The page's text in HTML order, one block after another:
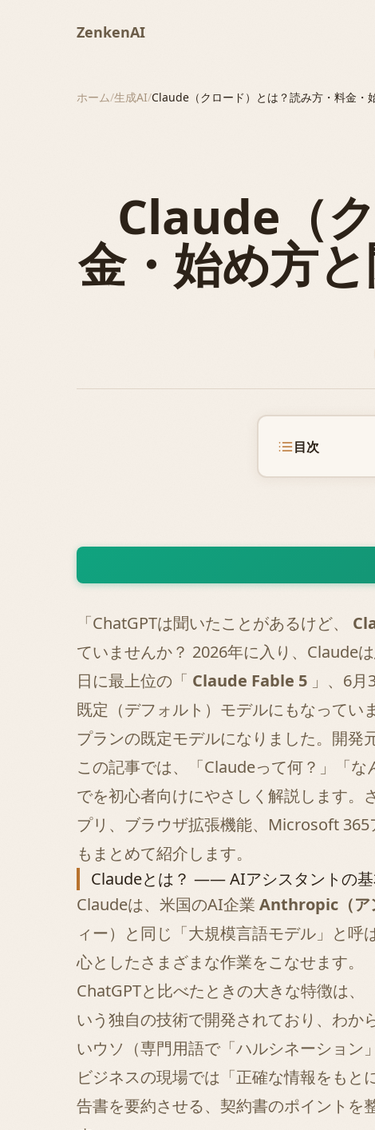
ZenkenAI
ホーム/生成AI/Claude（クロード）とは？読み方・料金・
Claude（
金・始め方
目次
「ChatGPTは聞いたことがあるけど、
ていませんか？ 2026年に入り、Claude
日に最上位の「 Claude Fable 5 」、6
既定（デフォルト）モデルにもなってい
プランの既定モデルになりました。開発
この記事では、「Claudeって何？」「
でを初心者向けにやさしく解説します。
プリ、ブラウザ拡張機能、Microsoft
もまとめて紹介します。
Claudeとは？ ―― AIアシスタントの
Claudeは、米国のAI企業 Anthropic（ア
ィー）と同じ「大規模言語モデル」と
心としたさまざまな作業をこなせます。
ChatGPTと比べたときの大きな特徴は、
いう独自の技術で開発されており、わか
いウソ（専門用語で「ハルシネーション
ビジネスの現場では「正確な情報をも
告書を要約させる、契約書のポイントを